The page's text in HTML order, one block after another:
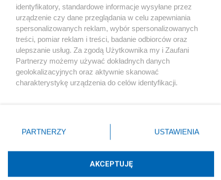
Kultura
X Facebook Instagram Youtube
Technologię dostarcza:W3media.pl
identyfikatory, standardowe informacje wysyłane przez
urządzenie czy dane przeglądania w celu zapewniania
spersonalizowanych reklam, wybór spersonalizowanych
treści, pomiar reklam i treści, badanie odbiorców oraz
ulepszanie usług. Za zgodą Użytkownika my i Zaufani
Partnerzy możemy używać dokładnych danych
geolokalizacyjnych oraz aktywnie skanować
charakterystykę urządzenia do celów identyfikacji.
zmienić/wycofać klikając przycisk ustawień prywatności
znajdujący się w lewym dolnym rogu strony
rodzaje przetwarzania danych nie wymagają zgody
użytkownika, ale masz prawo sprzeciwić się takiemu
przetwarzaniu. Preferencje będą miały zastosowania tylko
PARTNERZY USTAWIENIA
AKCEPTUJĘ